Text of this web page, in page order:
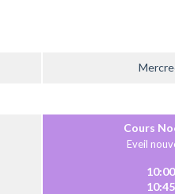
Cours
Eveil
10:00
10:45